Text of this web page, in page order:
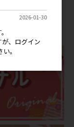
ッズ
2026-01-30
、ログイン
。